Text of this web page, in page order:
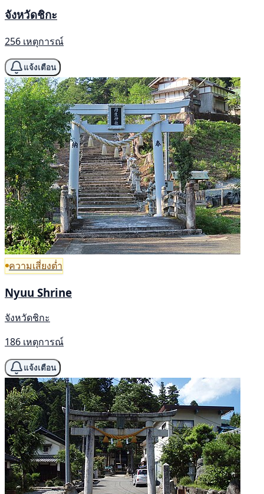
จังหวัดชิกะ
256 เหตุการณ์
แจ้งเตือน
ความเสี่ยงต่ำ
Nyuu Shrine
จังหวัดชิกะ
186 เหตุการณ์
แจ้งเตือน